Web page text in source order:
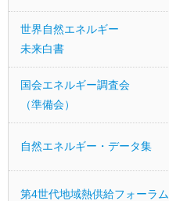
世界自然エネルギー
未来白書
国会エネルギー調査会
（準備会）
自然エネルギー・データ集
第4世代地域熱供給フォーラム